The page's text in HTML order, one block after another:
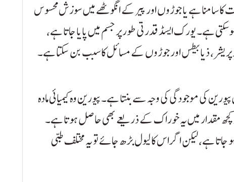
کا سامنا ہے یا جوڑوں اور پیر کے انگوٹھے میں سوزش محسوس
ہے۔ یورک ایسڈ قدرتی طور پر جسم میں پایا جاتا ہے،
پریشر، ذیابیطس اور جوڑوں کے مسائل کا سبب بن سکتا ہے۔
کی موجودگی کی وجہ سے بنتا ہے۔ پیورین وہ کیمیائی مادہ
مقدار میں یہ خوراک کے ذریعے بھی حاصل ہوتا ہے۔
ہے، لیکن اگر اس کا لیول بڑھ جائے تو یہ مختلف طبی